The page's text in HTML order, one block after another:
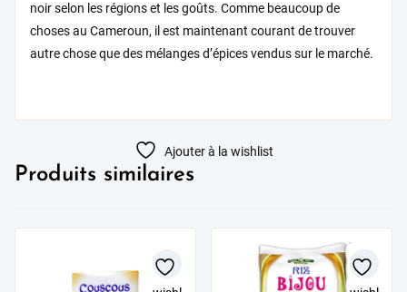
noir selon les régions et les goûts. Comme beaucoup de
choses au Cameroun, il est maintenant courant de trouver
autre chose que des mélanges d’épices vendus sur le marché.
Ajouter à la wishlist
Produits similaires